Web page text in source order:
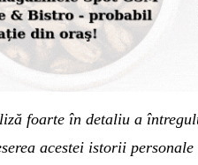
foarte în detaliu a
acestei istorii